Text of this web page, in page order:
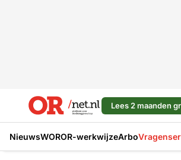
Lees 2 maanden
NieuwsWOROR-werkwijzeArbo